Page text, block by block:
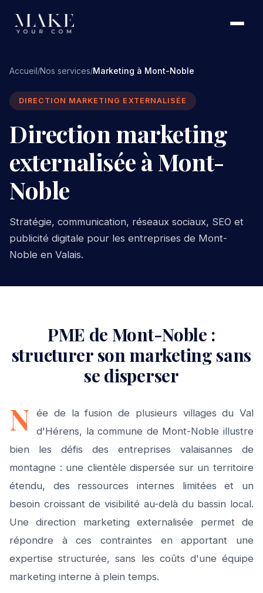
Accueil/Nos services/Marketing à Mont-Noble
DIRECTION MARKETING EXTERNALISÉE
Direction marketing
externalisée à Mont-
Noble
Stratégie, communication, réseaux sociaux, SEO et
publicité digitale pour les entreprises de Mont-
Noble en Valais.
PME de Mont-Noble :
structurer son marketing sans
se disperser
N
ée de la fusion de plusieurs villages du Val
d'Hérens, la commune de Mont-Noble illustre
bien les défis des entreprises valaisannes de
montagne : une clientèle dispersée sur un territoire
étendu, des ressources internes limitées et un
besoin croissant de visibilité au-delà du bassin local.
Une direction marketing externalisée permet de
répondre à ces contraintes en apportant une
expertise structurée, sans les coûts d'une équipe
marketing interne à plein temps.